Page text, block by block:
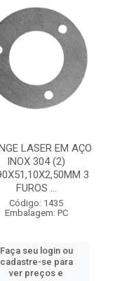
LASER EM AÇO
INOX 304 (2)
3
FUROS ...
Código: 1435
Embalagem: PC
Faça seu login ou
cadastre-se para
ver preços e